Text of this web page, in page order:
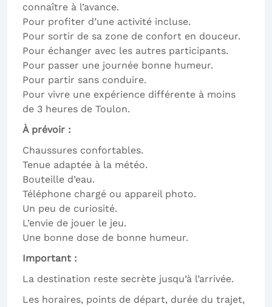
connaître à l’avance.
Pour profiter d’une activité incluse.
Pour sortir de sa zone de confort en douceur.
Pour échanger avec les autres participants.
Pour passer une journée bonne humeur.
Pour partir sans conduire.
Pour vivre une expérience différente à moins
de 3 heures de Toulon.
À prévoir :
Chaussures confortables.
Tenue adaptée à la météo.
Bouteille d’eau.
Téléphone chargé ou appareil photo.
Un peu de curiosité.
L’envie de jouer le jeu.
Une bonne dose de bonne humeur.
Important :
La destination reste secrète jusqu’à l’arrivée.
Les horaires, points de départ, durée du trajet,